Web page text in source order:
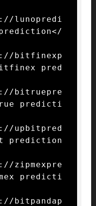
lunopredi
bitfinexp
pred
bitruepre
predicti
upbitpred
prediction
zipmexpre
predicti
bitpandap